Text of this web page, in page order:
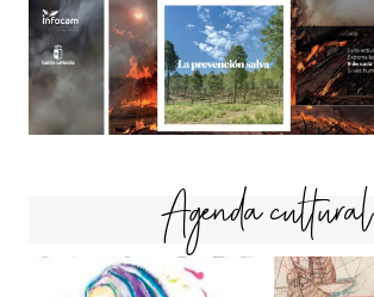
Agenda cultural